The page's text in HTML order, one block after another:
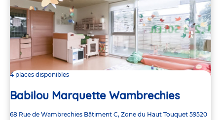
4 places disponibles
Babilou Marquette Wambrechies
Adresse
68 Rue de Wambrechies Bâtiment C, Zone du Haut Touquet 59520